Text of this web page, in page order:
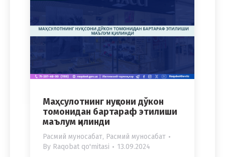
Маҳсулотнинг нуқсони дўкон
томонидан бартараф этилиши
маълум қилинди
Расмий муносабат, Расмий муносабат
By Raqobat qo'mitasi 13.09.2024